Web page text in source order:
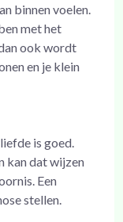
binnen voelen.
met het
ook wordt
en je klein
is goed.
kan dat wijzen
Een
stellen.